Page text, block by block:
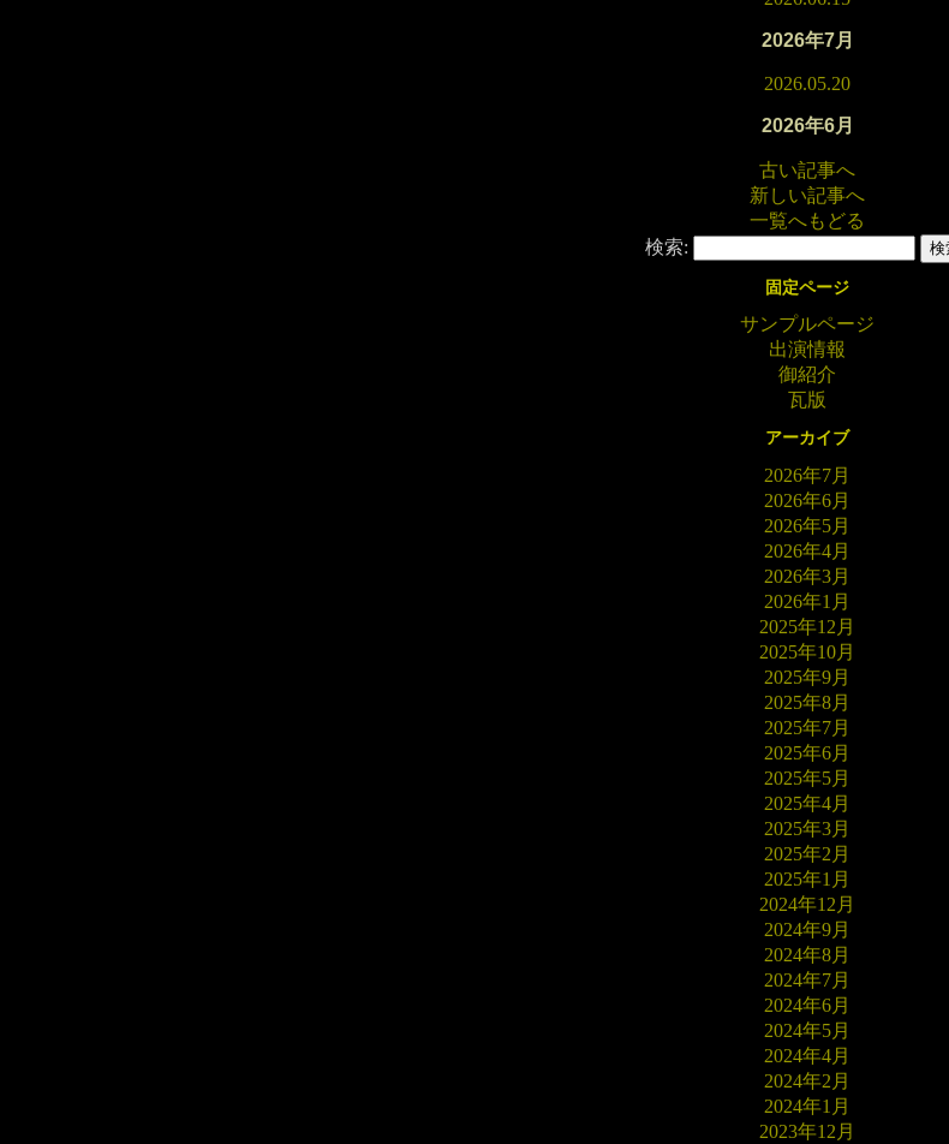
2026年7月
2026.05.20
2026年6月
古い記事へ
新しい記事へ
一覧へもどる
検索:
固定ページ
サンプルページ
出演情報
御紹介
瓦版
アーカイブ
2026年7月
2026年6月
2026年5月
2026年4月
2026年3月
2026年1月
2025年12月
2025年10月
2025年9月
2025年8月
2025年7月
2025年6月
2025年5月
2025年4月
2025年3月
2025年2月
2025年1月
2024年12月
2024年9月
2024年8月
2024年7月
2024年6月
2024年5月
2024年4月
2024年2月
2024年1月
2023年12月